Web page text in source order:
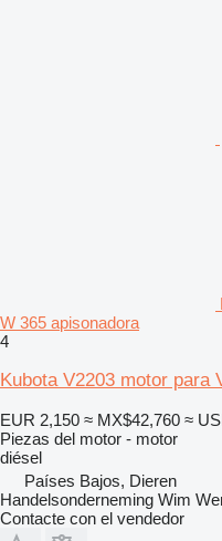
W 365 apisonadora
4
Kubota V2203 motor para
EUR 2,150 ≈ MX$42,760 ≈
Piezas del motor - motor
diésel
Países Bajos, Dieren
Handelsonderneming Wim
Contacte con el vendedor